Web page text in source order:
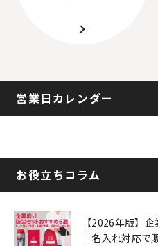
営業日カレンダー
お役立ちコラム
【2026年版】
｜名入れ対応